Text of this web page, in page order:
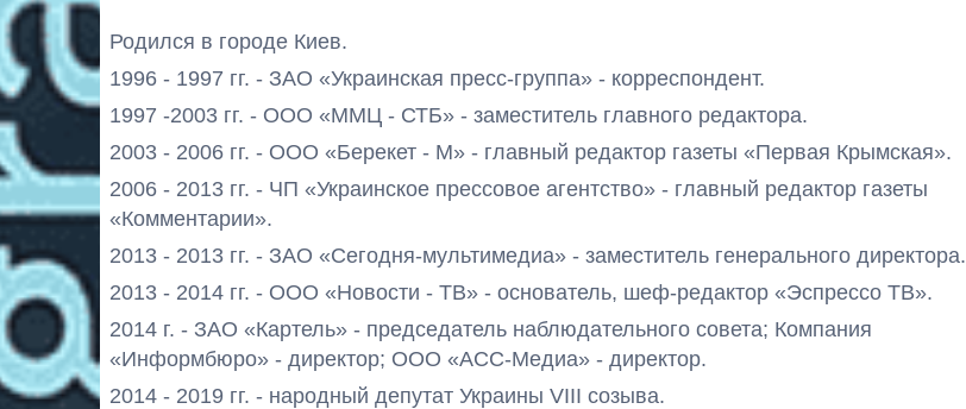
Родился в городе Киев.
1996 - 1997 гг. - ЗАО «Украинская пресс-группа» - корреспондент.
1997 -2003 гг. - ООО «ММЦ - СТБ» - заместитель главного редактора.
2003 - 2006 гг. - ООО «Берекет - М» - главный редактор газеты «Первая Крымская».
2006 - 2013 гг. - ЧП «Украинское прессовое агентство» - главный редактор газеты
«Комментарии».
2013 - 2013 гг. - ЗАО «Сегодня-мультимедиа» - заместитель генерального директора.
2013 - 2014 гг. - ООО «Новости - ТВ» - основатель, шеф-редактор «Эспрессо ТВ».
2014 г. - ЗАО «Картель» - председатель наблюдательного совета; Компания
«Информбюро» - директор; ООО «АСС-Медиа» - директор.
2014 - 2019 гг. - народный депутат Украины VIII созыва.